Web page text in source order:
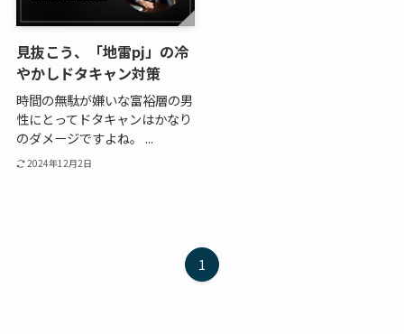
見抜こう、「地雷pj」の冷
やかしドタキャン対策
時間の無駄が嫌いな富裕層の男
性にとってドタキャンはかなり
のダメージですよね。 ...
2024年12月2日
1